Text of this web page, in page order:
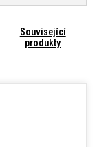
Související
produkty